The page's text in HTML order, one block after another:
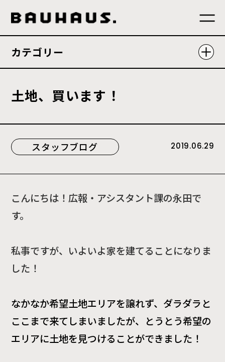
スタッフブログ 2019.06.29
土地、 買います ！
カテゴリー
こんにちは！広報・アシスタント課の永田で
す。
私事ですが、いよいよ家を建てることになりま
した！
なかなか希望土地エリアを譲れず、ダラダラと
ここまで来てしまいましたが、とうとう希望の
エリアに土地を見つけることができました！